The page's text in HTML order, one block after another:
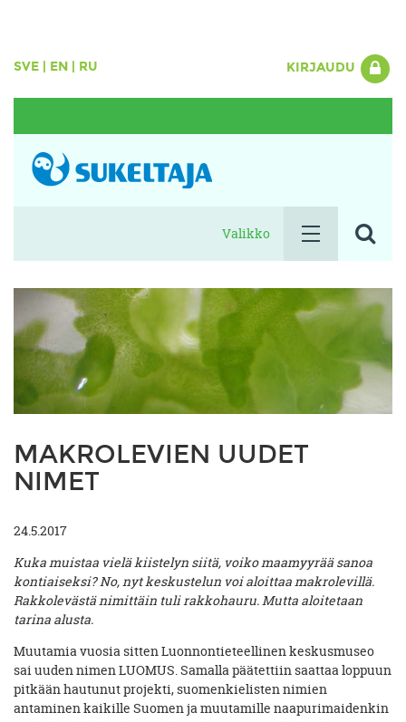
SVE EN RU KIRJAUDU
Valikko
MAKROLEVIEN UUDET
NIMET
24.5.2017
Kuka muistaa vielä kiistelyn siitä, voiko maamyyrää sanoa
kontiaiseksi? No, nyt keskustelun voi aloittaa makrolevillä.
Rakkolevästä nimittäin tuli rakkohauru. Mutta aloitetaan
tarina alusta.
Muutamia vuosia sitten Luonnontieteellinen keskusmuseo
sai uuden nimen LUOMUS. Samalla päätettiin saattaa loppuun
pitkään hautunut projekti, suomenkielisten nimien
antaminen kaikille Suomen ja muutamille naapurimaidenkin